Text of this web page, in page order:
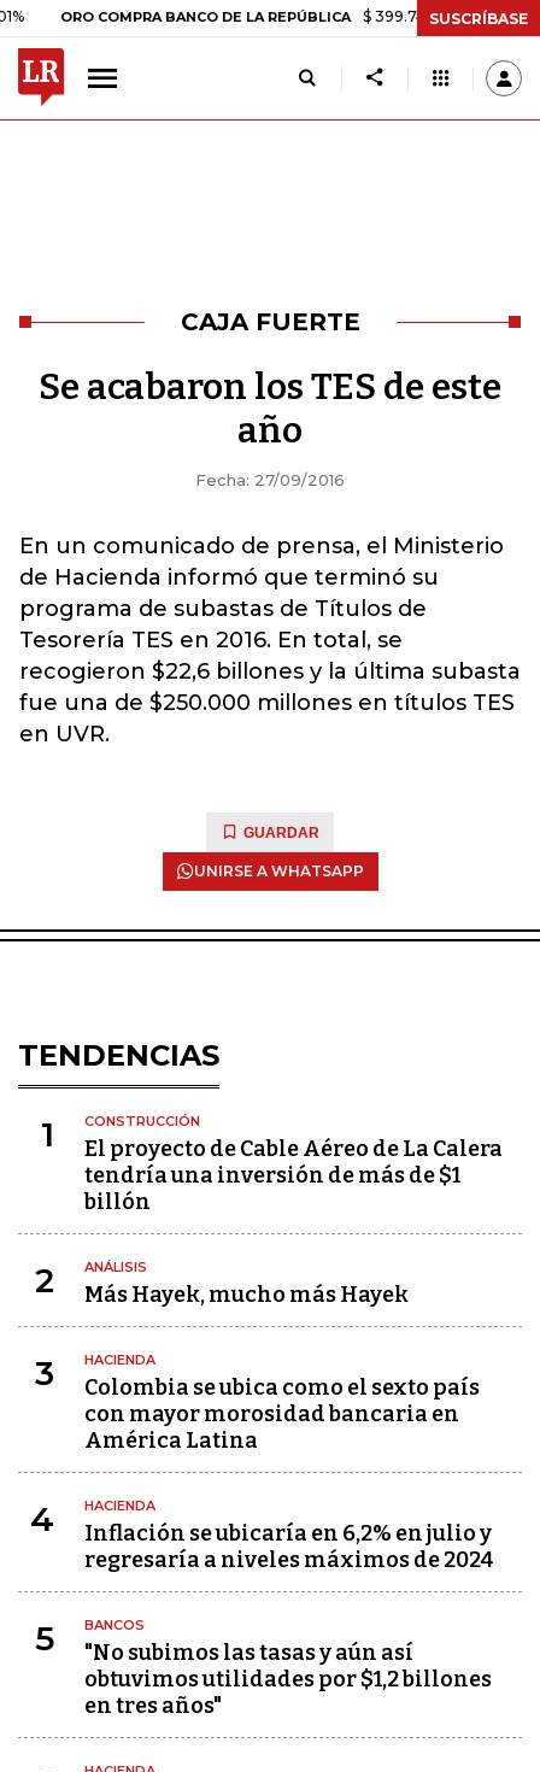
ORO COMPRA BANCO DE LA REPÚBLICA $ 399.745,16 +$ 2.295,71
SUSCRÍBASE
CAJA FUERTE
Se acabaron los TES de este
año
Fecha: 27/09/2016
En un comunicado de prensa, el Ministerio
de Hacienda informó que terminó su
programa de subastas de Títulos de
Tesorería TES en 2016. En total, se
recogieron $22,6 billones y la última subasta
fue una de $250.000 millones en títulos TES
en UVR.
GUARDAR
UNIRSE A WHATSAPP
TENDENCIAS
1 CONSTRUCCIÓN
El proyecto de Cable Aéreo de La Calera
tendría una inversión de más de $1
billón
2 ANÁLISIS
Más Hayek, mucho más Hayek
3 HACIENDA
Colombia se ubica como el sexto país
con mayor morosidad bancaria en
América Latina
4 HACIENDA
Inflación se ubicaría en 6,2% en julio y
regresaría a niveles máximos de 2024
5 BANCOS
"No subimos las tasas y aún así
obtuvimos utilidades por $1,2 billones
en tres años"